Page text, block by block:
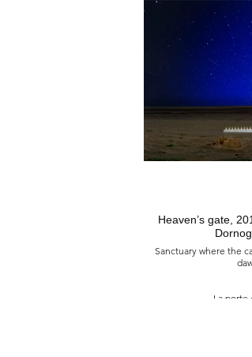
l'animal, la nature
simple famille dont
notre
凍結
蒙古 阿爾
地球上只有一個獨特的
生活和傳承，形成一個
了我們沉
Heaven’s gate, 2016, Gobi desert of
Sanctuary where the
La porte